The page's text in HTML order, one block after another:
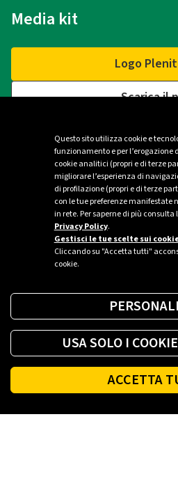
Questo sito utilizza cookie e
funzionamento e per l’erogazione
cookie analitici (propri e di terze
migliorare l’esperienza di
di profilazione (propri e di terze
con le tue preferenze manifestate
in rete. Per saperne di più consulta
Privacy Policy.
Gestisci le tue scelte sui
Cliccando su "Accetta tutti"
cookie.
USA SOLO I
ACCETTA
Media kit
Logo
Scarica il
Contatti
Ufficio stampa